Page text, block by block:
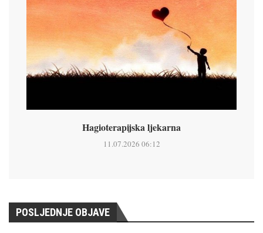
Hagioterapijska ljekarna
11.07.2026 06:12
POSLJEDNJE OBJAVE